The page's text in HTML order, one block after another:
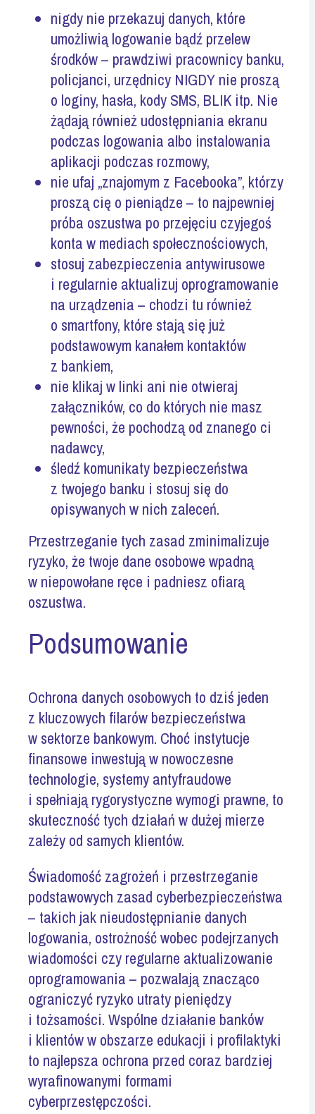
nigdy nie przekazuj danych, które
umożliwią logowanie bądź przelew
środków – prawdziwi pracownicy banku,
policjanci, urzędnicy NIGDY nie proszą
o loginy, hasła, kody SMS, BLIK itp. Nie
żądają również udostępniania ekranu
podczas logowania albo instalowania
aplikacji podczas rozmowy,
nie ufaj „znajomym z Facebooka”, którzy
proszą cię o pieniądze – to najpewniej
próba oszustwa po przejęciu czyjegoś
konta w mediach społecznościowych,
stosuj zabezpieczenia antywirusowe
i regularnie aktualizuj oprogramowanie
na urządzenia – chodzi tu również
o smartfony, które stają się już
podstawowym kanałem kontaktów
z bankiem,
nie klikaj w linki ani nie otwieraj
załączników, co do których nie masz
pewności, że pochodzą od znanego ci
nadawcy,
śledź komunikaty bezpieczeństwa
z twojego banku i stosuj się do
opisywanych w nich zaleceń.
Przestrzeganie tych zasad zminimalizuje
ryzyko, że twoje dane osobowe wpadną
w niepowołane ręce i padniesz ofiarą
oszustwa.
Podsumowanie
Ochrona danych osobowych to dziś jeden
z kluczowych filarów bezpieczeństwa
w sektorze bankowym. Choć instytucje
finansowe inwestują w nowoczesne
technologie, systemy antyfraudowe
i spełniają rygorystyczne wymogi prawne, to
skuteczność tych działań w dużej mierze
zależy od samych klientów.
Świadomość zagrożeń i przestrzeganie
podstawowych zasad cyberbezpieczeństwa
– takich jak nieudostępnianie danych
logowania, ostrożność wobec podejrzanych
wiadomości czy regularne aktualizowanie
oprogramowania – pozwalają znacząco
ograniczyć ryzyko utraty pieniędzy
i tożsamości. Wspólne działanie banków
i klientów w obszarze edukacji i profilaktyki
to najlepsza ochrona przed coraz bardziej
wyrafinowanymi formami
cyberprzestępczości.